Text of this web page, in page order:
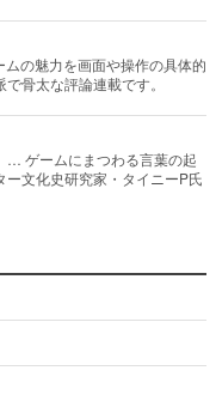
の魅力を画面や操作の具体的
骨太な評論連載です。
… ゲームにまつわる言葉の起
文化史研究家・タイニーP氏